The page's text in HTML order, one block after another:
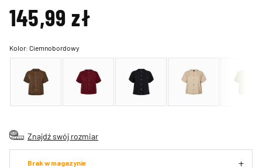
145,99 zł
Kolor:Ciemnobordowy
Znajdź swój rozmiar
Brak w magazynie